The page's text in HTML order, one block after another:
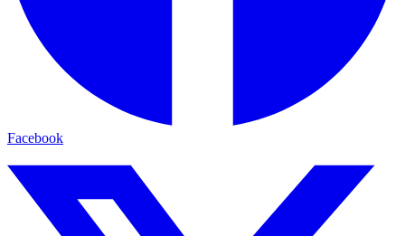
Facebook